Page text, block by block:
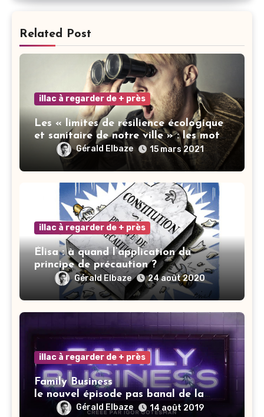
Related Post
illac à regarder de + près
Les « limites de résilience écologique
et sanitaire de notre ville » : les mots
ne font pas la vertu
Gérald Elbaze 15 mars 2021
illac à regarder de + près
Élisa : à quand l’application du
principe de précaution ?
Gérald Elbaze 24 août 2020
illac à regarder de + près
Family Business
le nouvel épisode pas banal de la
saga Elisa.Gérald Elbaze 14 août 2019